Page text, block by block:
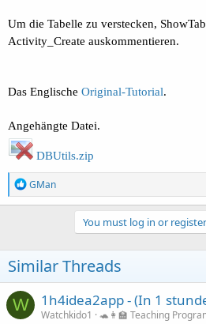
Um die Tabelle zu verstecken,
Activity_Create auskommentieren.
Das Englische Original-Tutorial.
Angehängte Datei.
DBUtils.zip
R
e
a
n
s
:
GMan
You must log in or
Similar Threads
W 1h4idea2app - (In 1
Watchkido1
🐢👩‍🏫 Teaching